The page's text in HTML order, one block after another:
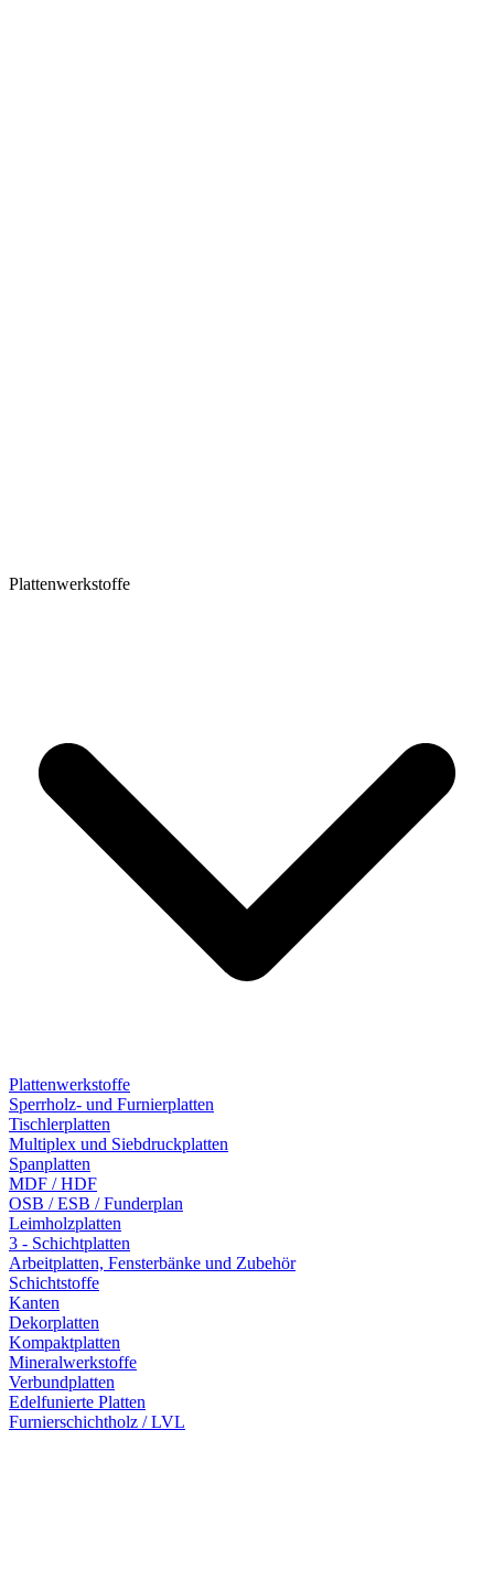
Plattenwerkstoffe
Plattenwerkstoffe
Sperrholz- und Furnierplatten
Tischlerplatten
Multiplex und Siebdruckplatten
Spanplatten
MDF / HDF
OSB / ESB / Funderplan
Leimholzplatten
3 - Schichtplatten
Arbeitplatten, Fensterbänke und Zubehör
Schichtstoffe
Kanten
Dekorplatten
Kompaktplatten
Mineralwerkstoffe
Verbundplatten
Edelfunierte Platten
Furnierschichtholz / LVL